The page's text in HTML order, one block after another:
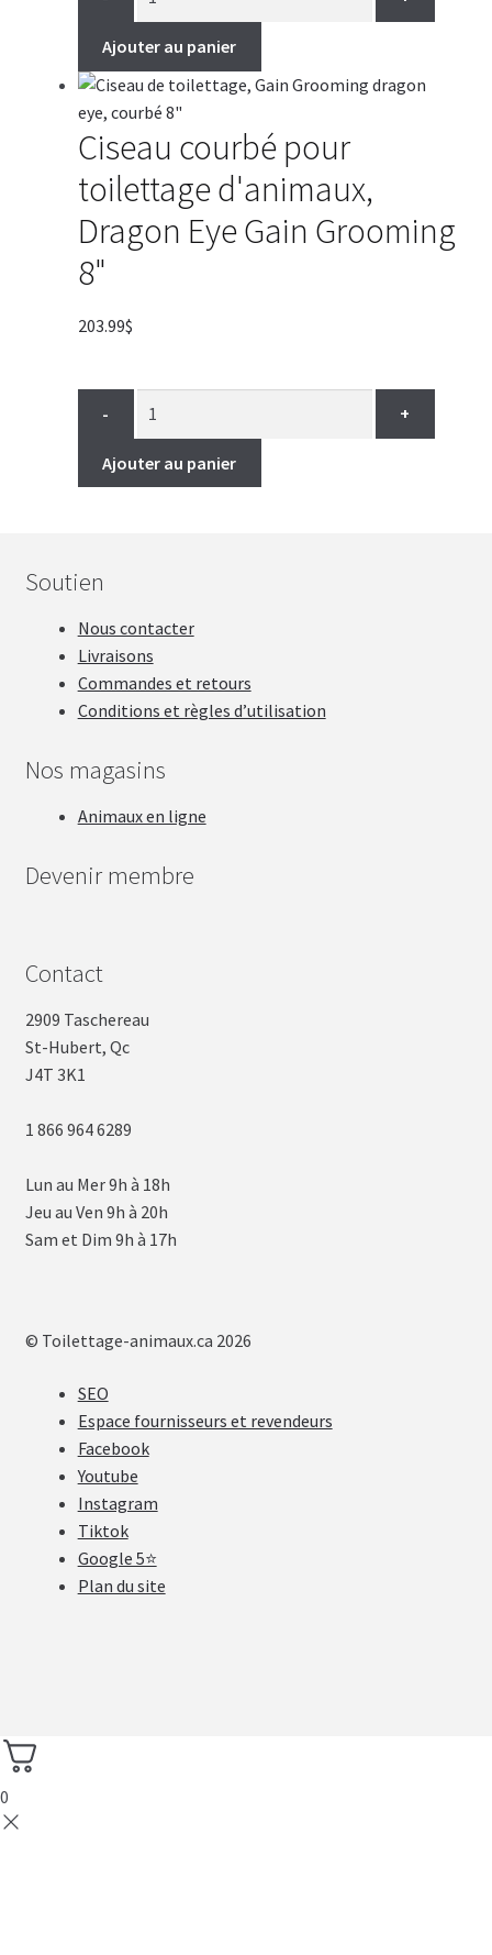
Ajouter au panier
Ciseau courbé pour
toilettage d'animaux,
Dragon Eye Gain Grooming
8"
203.99$
- +
Ajouter au panier
Soutien
Nous contacter
Livraisons
Commandes et retours
Conditions et règles d’utilisation
Nos magasins
Animaux en ligne
Devenir membre
Contact
2909 Taschereau
St-Hubert, Qc
J4T 3K1
1 866 964 6289
Lun au Mer 9h à 18h
Jeu au Ven 9h à 20h
Sam et Dim 9h à 17h
© Toilettage-animaux.ca 2026
SEO
Espace fournisseurs et revendeurs
Facebook
Youtube
Instagram
Tiktok
Google 5⭐
Plan du site
0